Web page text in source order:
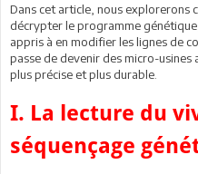
Dans cet article, nous explorerons
décrypter le programme
appris à en modifier les lignes de
passe de devenir des micro-usines
plus précise et plus durable.
I. La lecture du
séquençage